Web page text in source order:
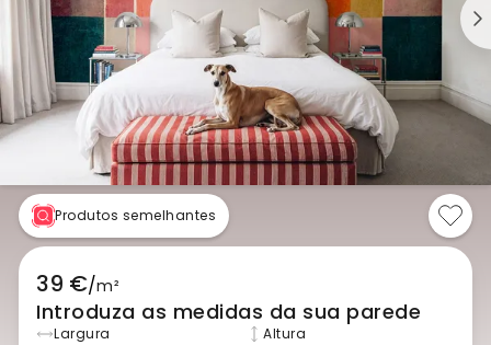
Produtos semelhantes
39 €/m²
Introduza as medidas da sua parede
Largura Altura